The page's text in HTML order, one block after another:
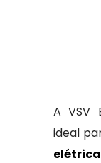
A VSV
ideal
elétrica